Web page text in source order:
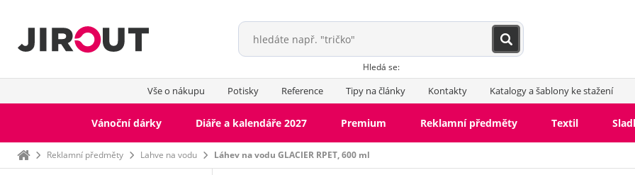
Hledá se:
Vše o nákupu Potisky Reference Tipy na články Kontakty Katalogy a šablony ke stažení
Vánoční dárky Diáře a kalendáře 2027 Premium Reklamní předměty Textil
Domů Reklamní předměty Lahve na vodu Láhev na vodu GLACIER RPET, 600 ml